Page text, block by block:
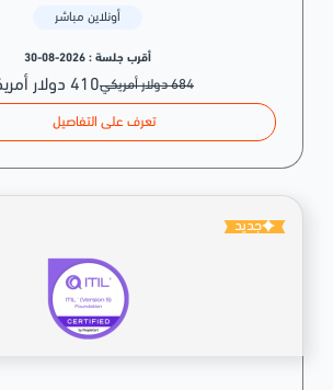
أونلاين مباشر
أقرب جلسة : 2026-08-30
684 دولار أمريكي 410 دولار أمريكي
تعرف على التفاصيل
جديد